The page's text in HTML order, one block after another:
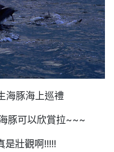
豚海上巡禮
豚可以欣賞拉~~~
壯觀啊!!!!!